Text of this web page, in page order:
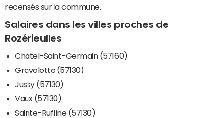
recensés sur la commune.
Salaires dans les villes proches de
Rozérieulles
Châtel-Saint-Germain (57160)
Gravelotte (57130)
Jussy (57130)
Vaux (57130)
Sainte-Ruffine (57130)